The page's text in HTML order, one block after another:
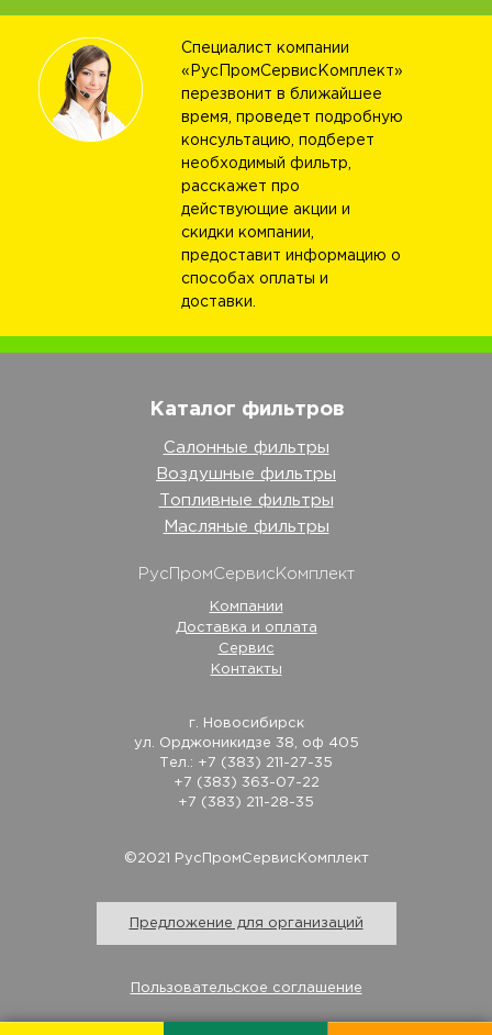
Специалист компании
«РусПромСервисКомплект»
перезвонит в ближайшее
время, проведет подробную
консультацию, подберет
необходимый фильтр,
расскажет про
действующие акции и
скидки компании,
предоставит информацию о
способах оплаты и
доставки.
©2021 РусПромСервисКомплект
Предложение для организаций
Пользовательское соглашение
Каталог фильтров
Салонные фильтры
Воздушные фильтры
Топливные фильтры
Масляные фильтры
РусПромСервисКомплект
Компании
Доставка и оплата
Сервис
Контакты
г. Новосибирск
ул. Орджоникидзе 38, оф 405
Тел.: +7 (383) 211-27-35
+7 (383) 363-07-22
+7 (383) 211-28-35